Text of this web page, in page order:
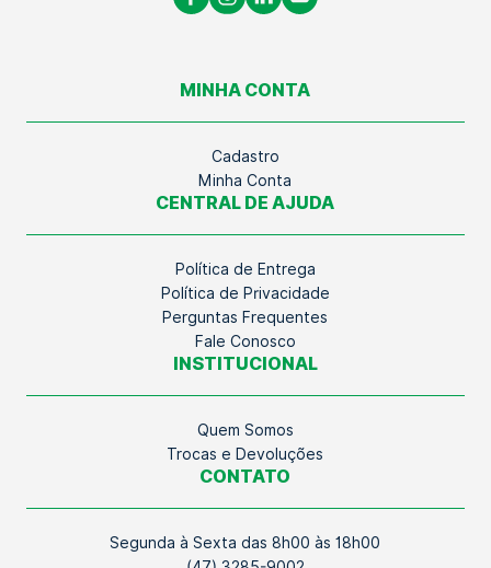
MINHA CONTA
Cadastro
Minha Conta
CENTRAL DE AJUDA
Política de Entrega
Política de Privacidade
Perguntas Frequentes
Fale Conosco
INSTITUCIONAL
Quem Somos
Trocas e Devoluções
CONTATO
Segunda à Sexta das 8h00 às 18h00